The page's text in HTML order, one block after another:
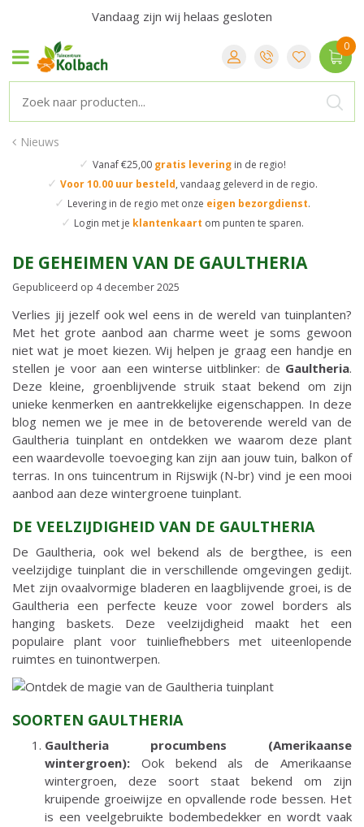
Nieuws
✓ Vanaf €25,00 gratis leveringin de regio!
✓ Voor 10.00 uur besteld, vandaag geleverd in de regio.
✓ Levering in de regio met onze eigen bezorgdienst.
✓ Login met je klantenkaart om punten te sparen.
Vandaag zijn wij helaas gesloten
DE GEHEIMEN VAN DE GAULTHERIA
Gepubliceerd op 4 december 2025
Verlies jij jezelf ook wel eens in de wereld van tuinplanten?
Met het grote aanbod aan charme weet je soms gewoon
niet wat je moet kiezen. Wij helpen je graag een handje en
stellen je voor aan een winterse uitblinker: de Gaultheria.
Deze kleine, groenblijvende struik staat bekend om zijn
unieke kenmerken en aantrekkelijke eigenschappen. In deze
blog nemen we je mee in de betoverende wereld van de
Gaultheria tuinplant en ontdekken we waarom deze plant
een waardevolle toevoeging kan zijn aan jouw tuin, balkon of
terras. In ons tuincentrum in Rijswijk (N-br) vind je een mooi
aanbod aan deze wintergroene tuinplant.
DE VEELZIJDIGHEID VAN DE GAULTHERIA
De Gaultheria, ook wel bekend als de bergthee, is een
veelzijdige tuinplant die in verschillende omgevingen gedijt.
Met zijn ovaalvormige bladeren en laagblijvende groei, is de
Gaultheria een perfecte keuze voor zowel borders als
hanging baskets. Deze veelzijdigheid maakt het een
populaire plant voor tuinliefhebbers met uiteenlopende
ruimtes en tuinontwerpen.
SOORTEN GAULTHERIA
Gaultheria procumbens (Amerikaanse
wintergroen): Ook bekend als de Amerikaanse
wintergroen, deze soort staat bekend om zijn
kruipende groeiwijze en opvallende rode bessen. Het
is een veelgebruikte bodembedekker en wordt vaak